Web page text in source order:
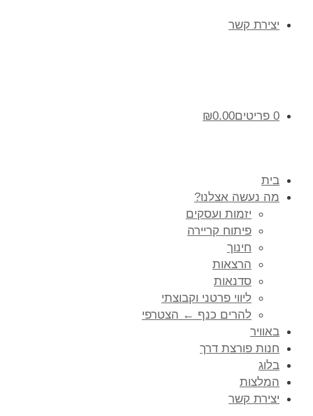
יצירת קשר
0 פריטים ₪0.00
בית
מה נעשה אצלנו?
יזמות ועסקים
פיתוח קריירה
חינוך
הרצאות
סדנאות
ליווי פרטני וקבוצתי
להרים כנף ← הצטרפי
באוויר
חנות פורצת דרך
בלוג
המלצות
יצירת קשר